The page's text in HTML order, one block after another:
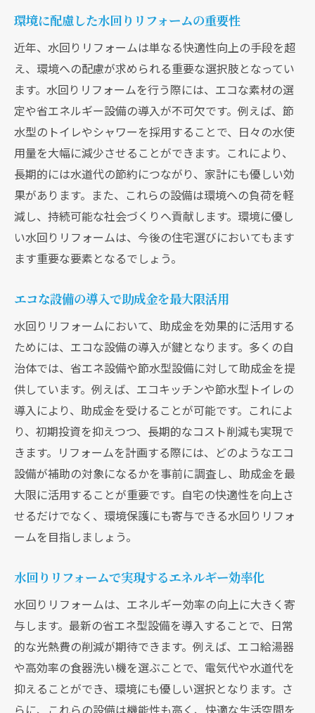
環境に配慮した水回りリフォームの重要性
近年、水回りリフォームは単なる快適性向上の手段を超
え、環境への配慮が求められる重要な選択肢となってい
ます。水回りリフォームを行う際には、エコな素材の選
定や省エネルギー設備の導入が不可欠です。例えば、節
水型のトイレやシャワーを採用することで、日々の水使
用量を大幅に減少させることができます。これにより、
長期的には水道代の節約につながり、家計にも優しい効
果があります。また、これらの設備は環境への負荷を軽
減し、持続可能な社会づくりへ貢献します。環境に優し
い水回りリフォームは、今後の住宅選びにおいてもます
ます重要な要素となるでしょう。
エコな設備の導入で助成金を最大限活用
水回りリフォームにおいて、助成金を効果的に活用する
ためには、エコな設備の導入が鍵となります。多くの自
治体では、省エネ設備や節水型設備に対して助成金を提
供しています。例えば、エコキッチンや節水型トイレの
導入により、助成金を受けることが可能です。これによ
り、初期投資を抑えつつ、長期的なコスト削減も実現で
きます。リフォームを計画する際には、どのようなエコ
設備が補助の対象になるかを事前に調査し、助成金を最
大限に活用することが重要です。自宅の快適性を向上さ
せるだけでなく、環境保護にも寄与できる水回りリフォ
ームを目指しましょう。
水回りリフォームで実現するエネルギー効率化
水回りリフォームは、エネルギー効率の向上に大きく寄
与します。最新の省エネ型設備を導入することで、日常
的な光熱費の削減が期待できます。例えば、エコ給湯器
や高効率の食器洗い機を選ぶことで、電気代や水道代を
抑えることができ、環境にも優しい選択となります。さ
らに、これらの設備は機能性も高く、快適な生活空間を
現在、新聞に入っている折込チラシです。
現在、新聞に入っている折込チラシです。